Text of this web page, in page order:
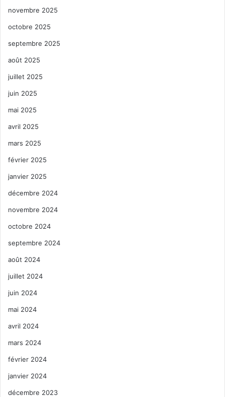
novembre 2025
octobre 2025
septembre 2025
août 2025
juillet 2025
juin 2025
mai 2025
avril 2025
mars 2025
février 2025
janvier 2025
décembre 2024
novembre 2024
octobre 2024
septembre 2024
août 2024
juillet 2024
juin 2024
mai 2024
avril 2024
mars 2024
février 2024
janvier 2024
décembre 2023